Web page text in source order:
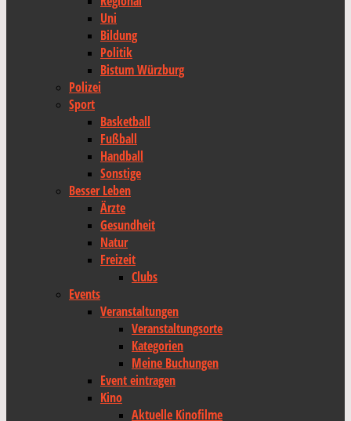
Uni
Bildung
Politik
Bistum Würzburg
Polizei
Sport
Basketball
Fußball
Handball
Sonstige
Besser Leben
Ärzte
Gesundheit
Natur
Freizeit
Clubs
Events
Veranstaltungen
Veranstaltungsorte
Kategorien
Meine Buchungen
Event eintragen
Kino
Aktuelle Kinofilme